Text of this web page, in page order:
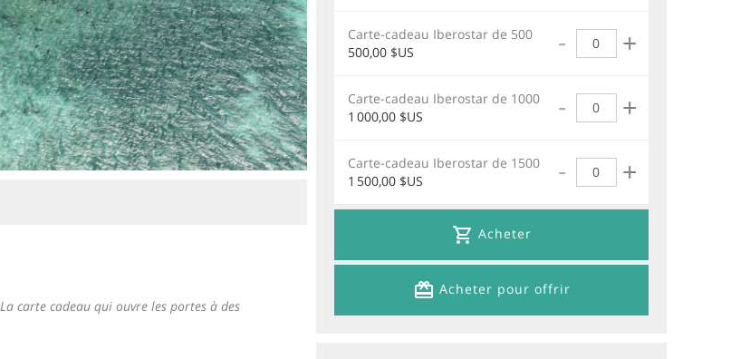
La carte cadeau qui ouvre les portes à des
Carte-cadeau Iberostar de 500
500,00 $US
- Qté +
Carte-cadeau Iberostar de 1000
1 000,00 $US
- Qté +
Carte-cadeau Iberostar de 1500
1 500,00 $US
- Qté +
Acheter
Acheter pour offrir